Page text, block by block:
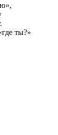
ты?»